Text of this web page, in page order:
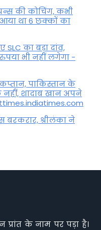
की कोच‍िंग, कभी
था 6 छक्कों का
का बड़ा दांव,
भी नहीं लगेगा -
पाकिस्तान के
शादाब खान अपने
श्रीलंका ने
प्रांत के नाम पर पड़ा है।